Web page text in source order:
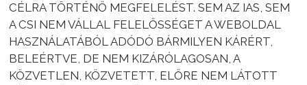
CÉLRA TÖRTÉNŐ MEGFELELÉST. SEM AZ IAS, SEM
A CSI NEM VÁLLAL FELELŐSSÉGET A WEBOLDAL
HASZNÁLATÁBÓL ADÓDÓ BÁRMILYEN KÁRÉRT,
BELEÉRTVE, DE NEM KIZÁRÓLAGOSAN, A
KÖZVETLEN, KÖZVETETT, ELŐRE NEM LÁTOTT